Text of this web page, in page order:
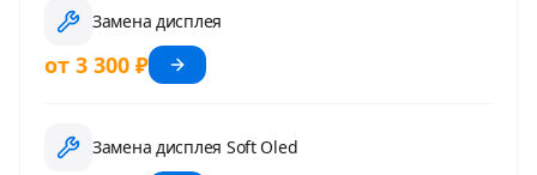
Замена дисплея
от 3 300 ₽
Замена дисплея Soft Oled